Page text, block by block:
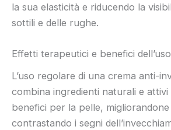
la sua elasticità e riducendo la
sottili e delle rughe.
Effetti terapeutici e benefici dell’uso
L’uso regolare di una crema anti-
combina ingredienti naturali e
benefici per la pelle, migliorandone
contrastando i segni